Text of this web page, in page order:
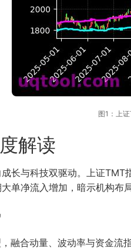
图1：上
解读
长与科技双驱动。上证TMT
单净流入增加，暗示机构布
融合动量、波动率与资金流